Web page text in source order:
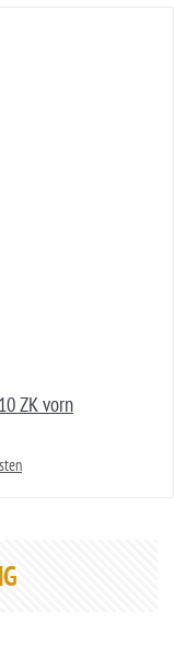
ZK vorn